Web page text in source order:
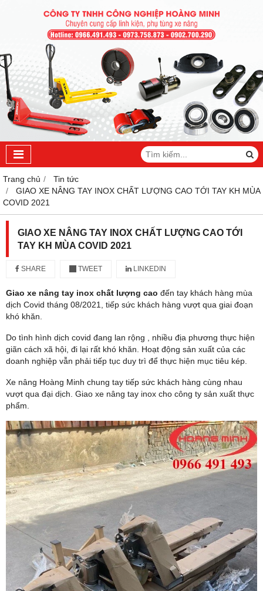
Trang chủ
Tin tức
GIAO XE NÂNG TAY INOX CHẤT LƯỢNG CAO TỚI TAY KH MÙA
COVID 2021
GIAO XE NÂNG TAY INOX CHẤT LƯỢNG CAO TỚI
TAY KH MÙA COVID 2021
SHARE TWEET LINKEDIN
Giao xe nâng tay inox chất lượng cao đến tay khách hàng mùa
dịch Covid tháng 08/2021, tiếp sức khách hàng vượt qua giai đoạn
khó khăn.
Do tình hình dịch covid đang lan rộng , nhiều địa phương thực hiện
giãn cách xã hội, đi lại rất khó khăn. Hoạt động sản xuất của các
doanh nghiệp vẫn phải tiếp tục duy trì để thực hiện mục tiêu kép.
Xe nâng Hoàng Minh chung tay tiếp sức khách hàng cùng nhau
vượt qua đại dịch. Giao xe nâng tay inox cho công ty sản xuất thực
phẩm.